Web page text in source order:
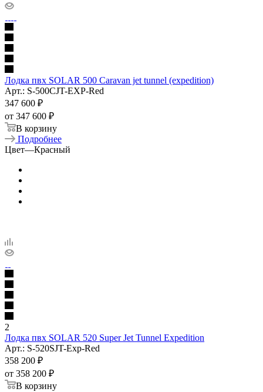
Лодка пвх SOLAR 500 Caravan jet tunnel (expedition)
Арт.: S-500CJT-EXP-Red
347 600 ₽
от 347 600 ₽
В корзину
Подробнее
Цвет—Красный
2
Лодка пвх SOLAR 520 Super Jet Tunnel Expedition
Арт.: S-520SJT-Exp-Red
358 200 ₽
от 358 200 ₽
В корзину